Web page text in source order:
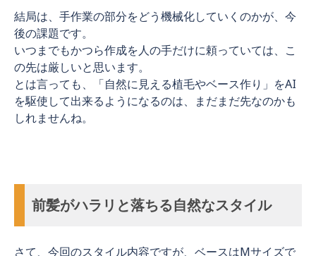
結局は、手作業の部分をどう機械化していくのかが、今
後の課題です。
いつまでもかつら作成を人の手だけに頼っていては、こ
の先は厳しいと思います。
とは言っても、「自然に見える植毛やベース作り」をAI
を駆使して出来るようになるのは、まだまだ先なのかも
しれませんね。
前髪がハラリと落ちる自然なスタイル
さて、今回のスタイル内容ですが、ベースはMサイズで